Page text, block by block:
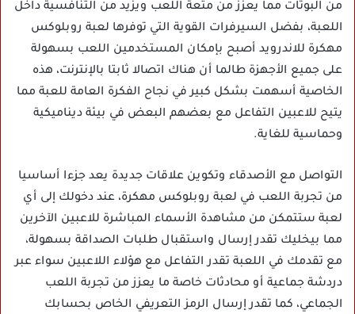
من البوتات مما يعزز من متعة اللعب ويزيد من التنافسية داخل
اللعبة، بفضل السيرفرات القوية التي توفرها لعبة روبلوكس
مهكرة للاندرويد أصبح بإمكان المستخدمين اللعب بسهولة
على جميع الأجهزة طالما أن هناك اتصالا ثابتا بالإنترنت، هذه
الخاصية أسهمت بشكل كبير في نجاح الفكرة العامة للعبة مما
يتيح للاعبين التفاعل مع بعضهم البعض في بيئة ديناميكية
وحماسية للغاية.
التواصل مع الأصدقاء وتكوين علاقات جديدة يعد جزءا أساسيا
من تجربة اللعب في لعبة روبلوكس مهكرة، عند دخولك إلى أي
لعبة ستتمكن من مشاهدة الأسماء المباشرة للاعبين الآخرين
مما بيخليك تقدر إرسال واستقبال طلبات الصداقة بسهولة،
مع تقدمك في اللعبة تقدر التفاعل مع هؤلاء اللاعبين سواء عبر
دردشة جماعية أو محادثات خاصة ما يعزز من تجربة اللعب
الجماعي، كما تقدر إرسال الرمز التعريفي الخاص بحسابك